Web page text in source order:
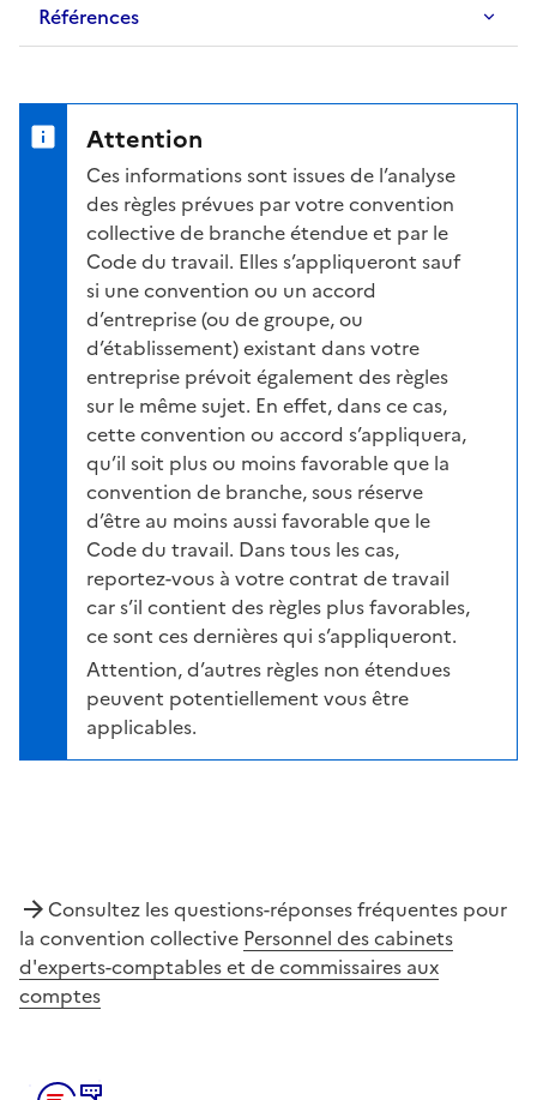
Références
Attention
Ces informations sont issues de l’analyse
des règles prévues par votre convention
collective de branche étendue et par le
Code du travail. Elles s’appliqueront sauf
si une convention ou un accord
d’entreprise (ou de groupe, ou
d’établissement) existant dans votre
entreprise prévoit également des règles
sur le même sujet. En effet, dans ce cas,
cette convention ou accord s’appliquera,
qu’il soit plus ou moins favorable que la
convention de branche, sous réserve
d’être au moins aussi favorable que le
Code du travail. Dans tous les cas,
reportez-vous à votre contrat de travail
car s’il contient des règles plus favorables,
ce sont ces dernières qui s’appliqueront.
Attention, d’autres règles non étendues
peuvent potentiellement vous être
applicables.
Consultez les questions-réponses fréquentes pour
la convention collective Personnel des cabinets
d'experts-comptables et de commissaires aux
comptes